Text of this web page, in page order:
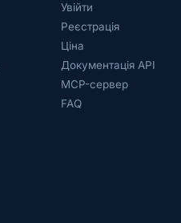
Увійти
Реєстрація
Ціна
Документація API
MCP-сервер
FAQ